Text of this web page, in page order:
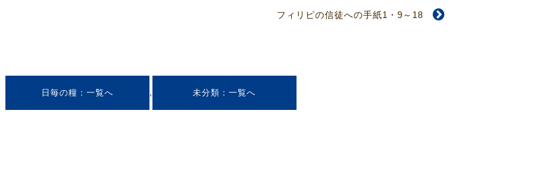
フィリピの信徒への手紙1・9～18
日毎の糧 , 未分類